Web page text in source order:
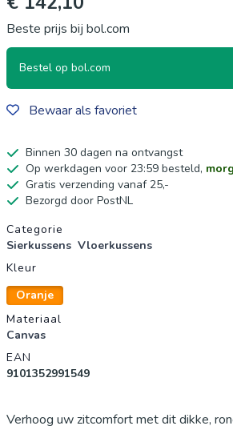
Beste prijs bij bol.com
Bestel op bol.com
Bewaar als favoriet
Binnen 30 dagen na ontvangst
Op werkdagen voor 23:59 besteld,
Gratis verzending vanaf 25,-
Bezorgd door PostNL
Productgegevens
Categorie
Sierkussens Vloerkussens
Kleur
Oranje
Materiaal
Canvas
EAN
9101352991549
Verhoog uw zitcomfort met dit dikke,